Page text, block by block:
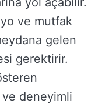
ve mutfak
gelen
gerektirir.
ve deneyimli